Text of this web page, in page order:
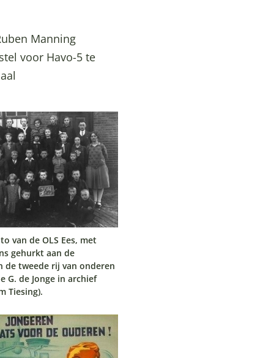
Manning
voor Havo-5 te
van de OLS Ees, met
gehurkt aan de
de tweede rij van onderen
G. de Jonge in archief
Tiesing).